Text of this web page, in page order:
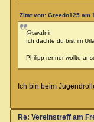
Zitat von: Greedo125 am
@swafnir
Ich dachte du bist im
Philipp renner wollte
Ich bin beim
Re: Vereinstreff am